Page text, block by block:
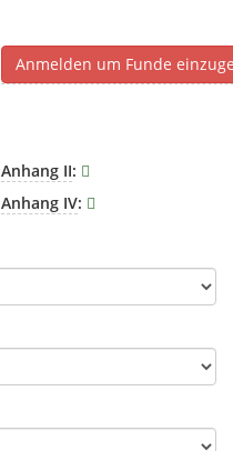
Anmelden um Funde
Anhang II:
Anhang IV: